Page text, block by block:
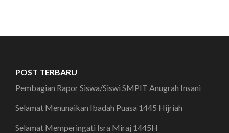
POST TERBARU
Pembagian Rapor Siswa/Siswi SMPIT Anugrah Insani
Selamat Menunaikan Ibadah Puasa 1445 Hijriah
Selamat Memperingati Isra Miraj 1445H